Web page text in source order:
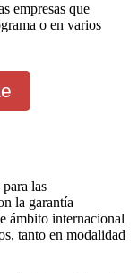
empresas que
o en varios
las
la garantía
ámbito internacional
tanto en modalidad